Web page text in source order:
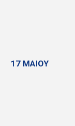
17 ΜΑΙΟΥ